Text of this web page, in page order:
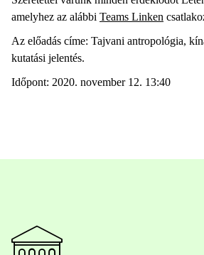
amelyhez az alábbi Teams Linken
Az előadás címe: Tajvani antropológia,
kutatási jelentés.
Időpont: 2020. november 12. 13:40